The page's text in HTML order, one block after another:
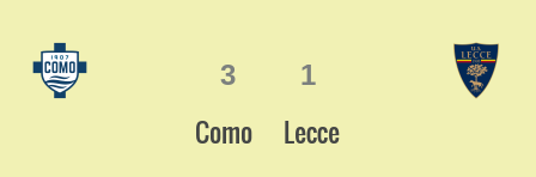
3
Como
1
Lecce